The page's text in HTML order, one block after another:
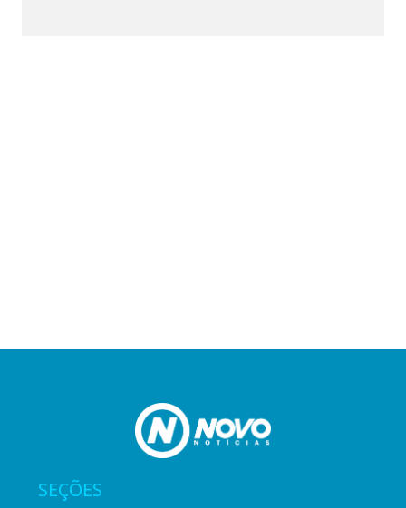
SEÇÕES